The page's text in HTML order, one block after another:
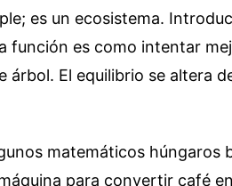
es un ecosistema.
función es como intentar
El equilibrio se altera
matemáticos húngaros
para convertir café